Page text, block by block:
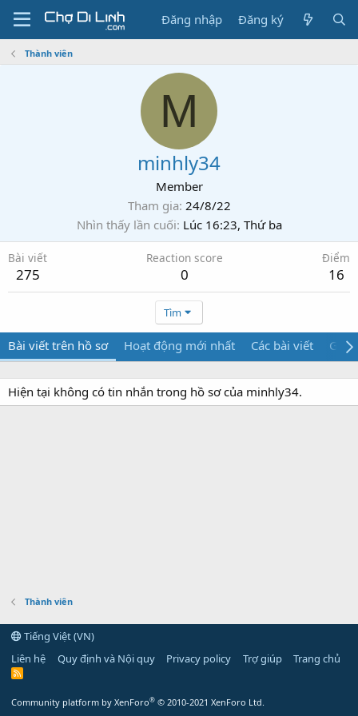
Đăng nhập Đăng ký
Thành viên
M
minhly34
Member
Tham gia 24/8/22
Nhìn thấy lần cuối Lúc 16:23, Thứ ba
Bài viết
275
Reaction score
0
Điểm
16
Tìm
Bài viết trên hồ sơ Hoạt động mới nhất Các bài viết Giới
Hiện tại không có tin nhắn trong hồ sơ của minhly34.
Thành viên
Tiếng Việt (VN)
Liên hệ
Quy định và Nội quy Privacy policy Trợ giúp Trang chủ
R
Community platform by XenForo® © 2010-2021 XenForo Ltd.